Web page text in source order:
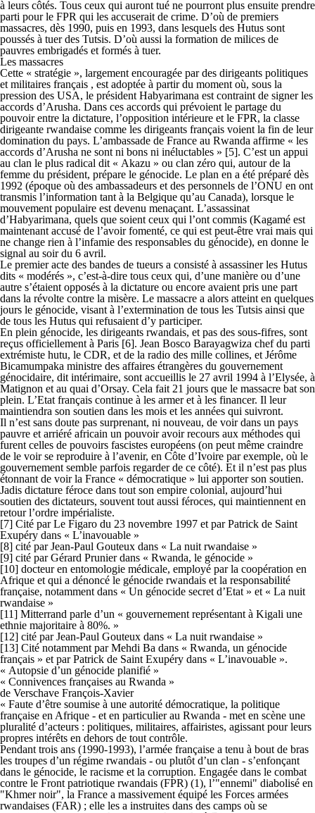
à leurs côtés. Tous ceux qui auront tué ne pourront plus ensuite prendre
parti pour le FPR qui les accuserait de crime. D’où de premiers
massacres, dès 1990, puis en 1993, dans lesquels des Hutus sont
poussés à tuer des Tutsis. D’où aussi la formation de milices de
pauvres embrigadés et formés à tuer.
Les massacres
Cette « stratégie », largement encouragée par des dirigeants politiques
et militaires français , est adoptée à partir du moment où, sous la
pression des USA, le président Habyarimana est contraint de signer les
accords d’Arusha. Dans ces accords qui prévoient le partage du
pouvoir entre la dictature, l’opposition intérieure et le FPR, la classe
dirigeante rwandaise comme les dirigeants français voient la fin de leur
domination du pays. L’ambassade de France au Rwanda affirme « les
accords d’Arusha ne sont ni bons ni inéluctables » [5]. C’est un appui
au clan le plus radical dit « Akazu » ou clan zéro qui, autour de la
femme du président, prépare le génocide. Le plan en a été préparé dès
1992 (époque où des ambassadeurs et des personnels de l’ONU en ont
transmis l’information tant à la Belgique qu’au Canada), lorsque le
mouvement populaire est devenu menaçant. L’assassinat
d’Habyarimana, quels que soient ceux qui l’ont commis (Kagamé est
maintenant accusé de l’avoir fomenté, ce qui est peut-être vrai mais qui
ne change rien à l’infamie des responsables du génocide), en donne le
signal au soir du 6 avril.
Le premier acte des bandes de tueurs a consisté à assassiner les Hutus
dits « modérés », c’est-à-dire tous ceux qui, d’une manière ou d’une
autre s’étaient opposés à la dictature ou encore avaient pris une part
dans la révolte contre la misère. Le massacre a alors atteint en quelques
jours le génocide, visant à l’extermination de tous les Tutsis ainsi que
de tous les Hutus qui refusaient d’y participer.
En plein génocide, les dirigeants rwandais, et pas des sous-fifres, sont
reçus officiellement à Paris [6]. Jean Bosco Barayagwiza chef du parti
extrémiste hutu, le CDR, et de la radio des mille collines, et Jérôme
Bicamumpaka ministre des affaires étrangères du gouvernement
génocidaire, dit intérimaire, sont accueillis le 27 avril 1994 à l’Elysée, à
Matignon et au quai d’Orsay. Cela fait 21 jours que le massacre bat son
plein. L’Etat français continue à les armer et à les financer. Il leur
maintiendra son soutien dans les mois et les années qui suivront.
Il n’est sans doute pas surprenant, ni nouveau, de voir dans un pays
pauvre et arriéré africain un pouvoir avoir recours aux méthodes qui
furent celles de pouvoirs fascistes européens (on peut même craindre
de le voir se reproduire à l’avenir, en Côte d’Ivoire par exemple, où le
gouvernement semble parfois regarder de ce côté). Et il n’est pas plus
étonnant de voir la France « démocratique » lui apporter son soutien.
Jadis dictature féroce dans tout son empire colonial, aujourd’hui
soutien des dictateurs, souvent tout aussi féroces, qui maintiennent en
retour l’ordre impérialiste.
[7] Cité par Le Figaro du 23 novembre 1997 et par Patrick de Saint
Exupéry dans « L’inavouable »
[8] cité par Jean-Paul Gouteux dans « La nuit rwandaise »
[9] cité par Gérard Prunier dans « Rwanda, le génocide »
[10] docteur en entomologie médicale, employé par la coopération en
Afrique et qui a dénoncé le génocide rwandais et la responsabilité
française, notamment dans « Un génocide secret d’Etat » et « La nuit
rwandaise »
[11] Mitterrand parle d’un « gouvernement représentant à Kigali une
ethnie majoritaire à 80%. »
[12] cité par Jean-Paul Gouteux dans « La nuit rwandaise »
[13] Cité notamment par Mehdi Ba dans « Rwanda, un génocide
français » et par Patrick de Saint Exupéry dans « L’inavouable ».
« Autopsie d’un génocide planifié »
« Connivences françaises au Rwanda »
de Verschave François-Xavier
« Faute d’être soumise à une autorité démocratique, la politique
française en Afrique - et en particulier au Rwanda - met en scène une
pluralité d’acteurs : politiques, militaires, affairistes, agissant pour leurs
propres intérêts en dehors de tout contrôle.
Pendant trois ans (1990-1993), l’armée française a tenu à bout de bras
les troupes d’un régime rwandais - ou plutôt d’un clan - s’enfonçant
dans le génocide, le racisme et la corruption. Engagée dans le combat
contre le Front patriotique rwandais (FPR) (1), l’"ennemi" diabolisé en
"Khmer noir", la France a massivement équipé les Forces armées
rwandaises (FAR) ; elle les a instruites dans des camps où se